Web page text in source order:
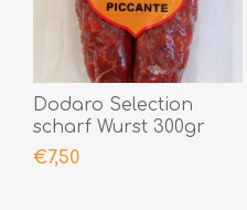
Dodaro Selection
scharf Wurst 300gr
€7,50